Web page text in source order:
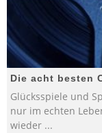
Die acht besten
Glücksspiele und
nur im echten
wieder ...